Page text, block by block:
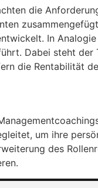
die
In
Dabei steht der
die Rentabilität
um ihre
des